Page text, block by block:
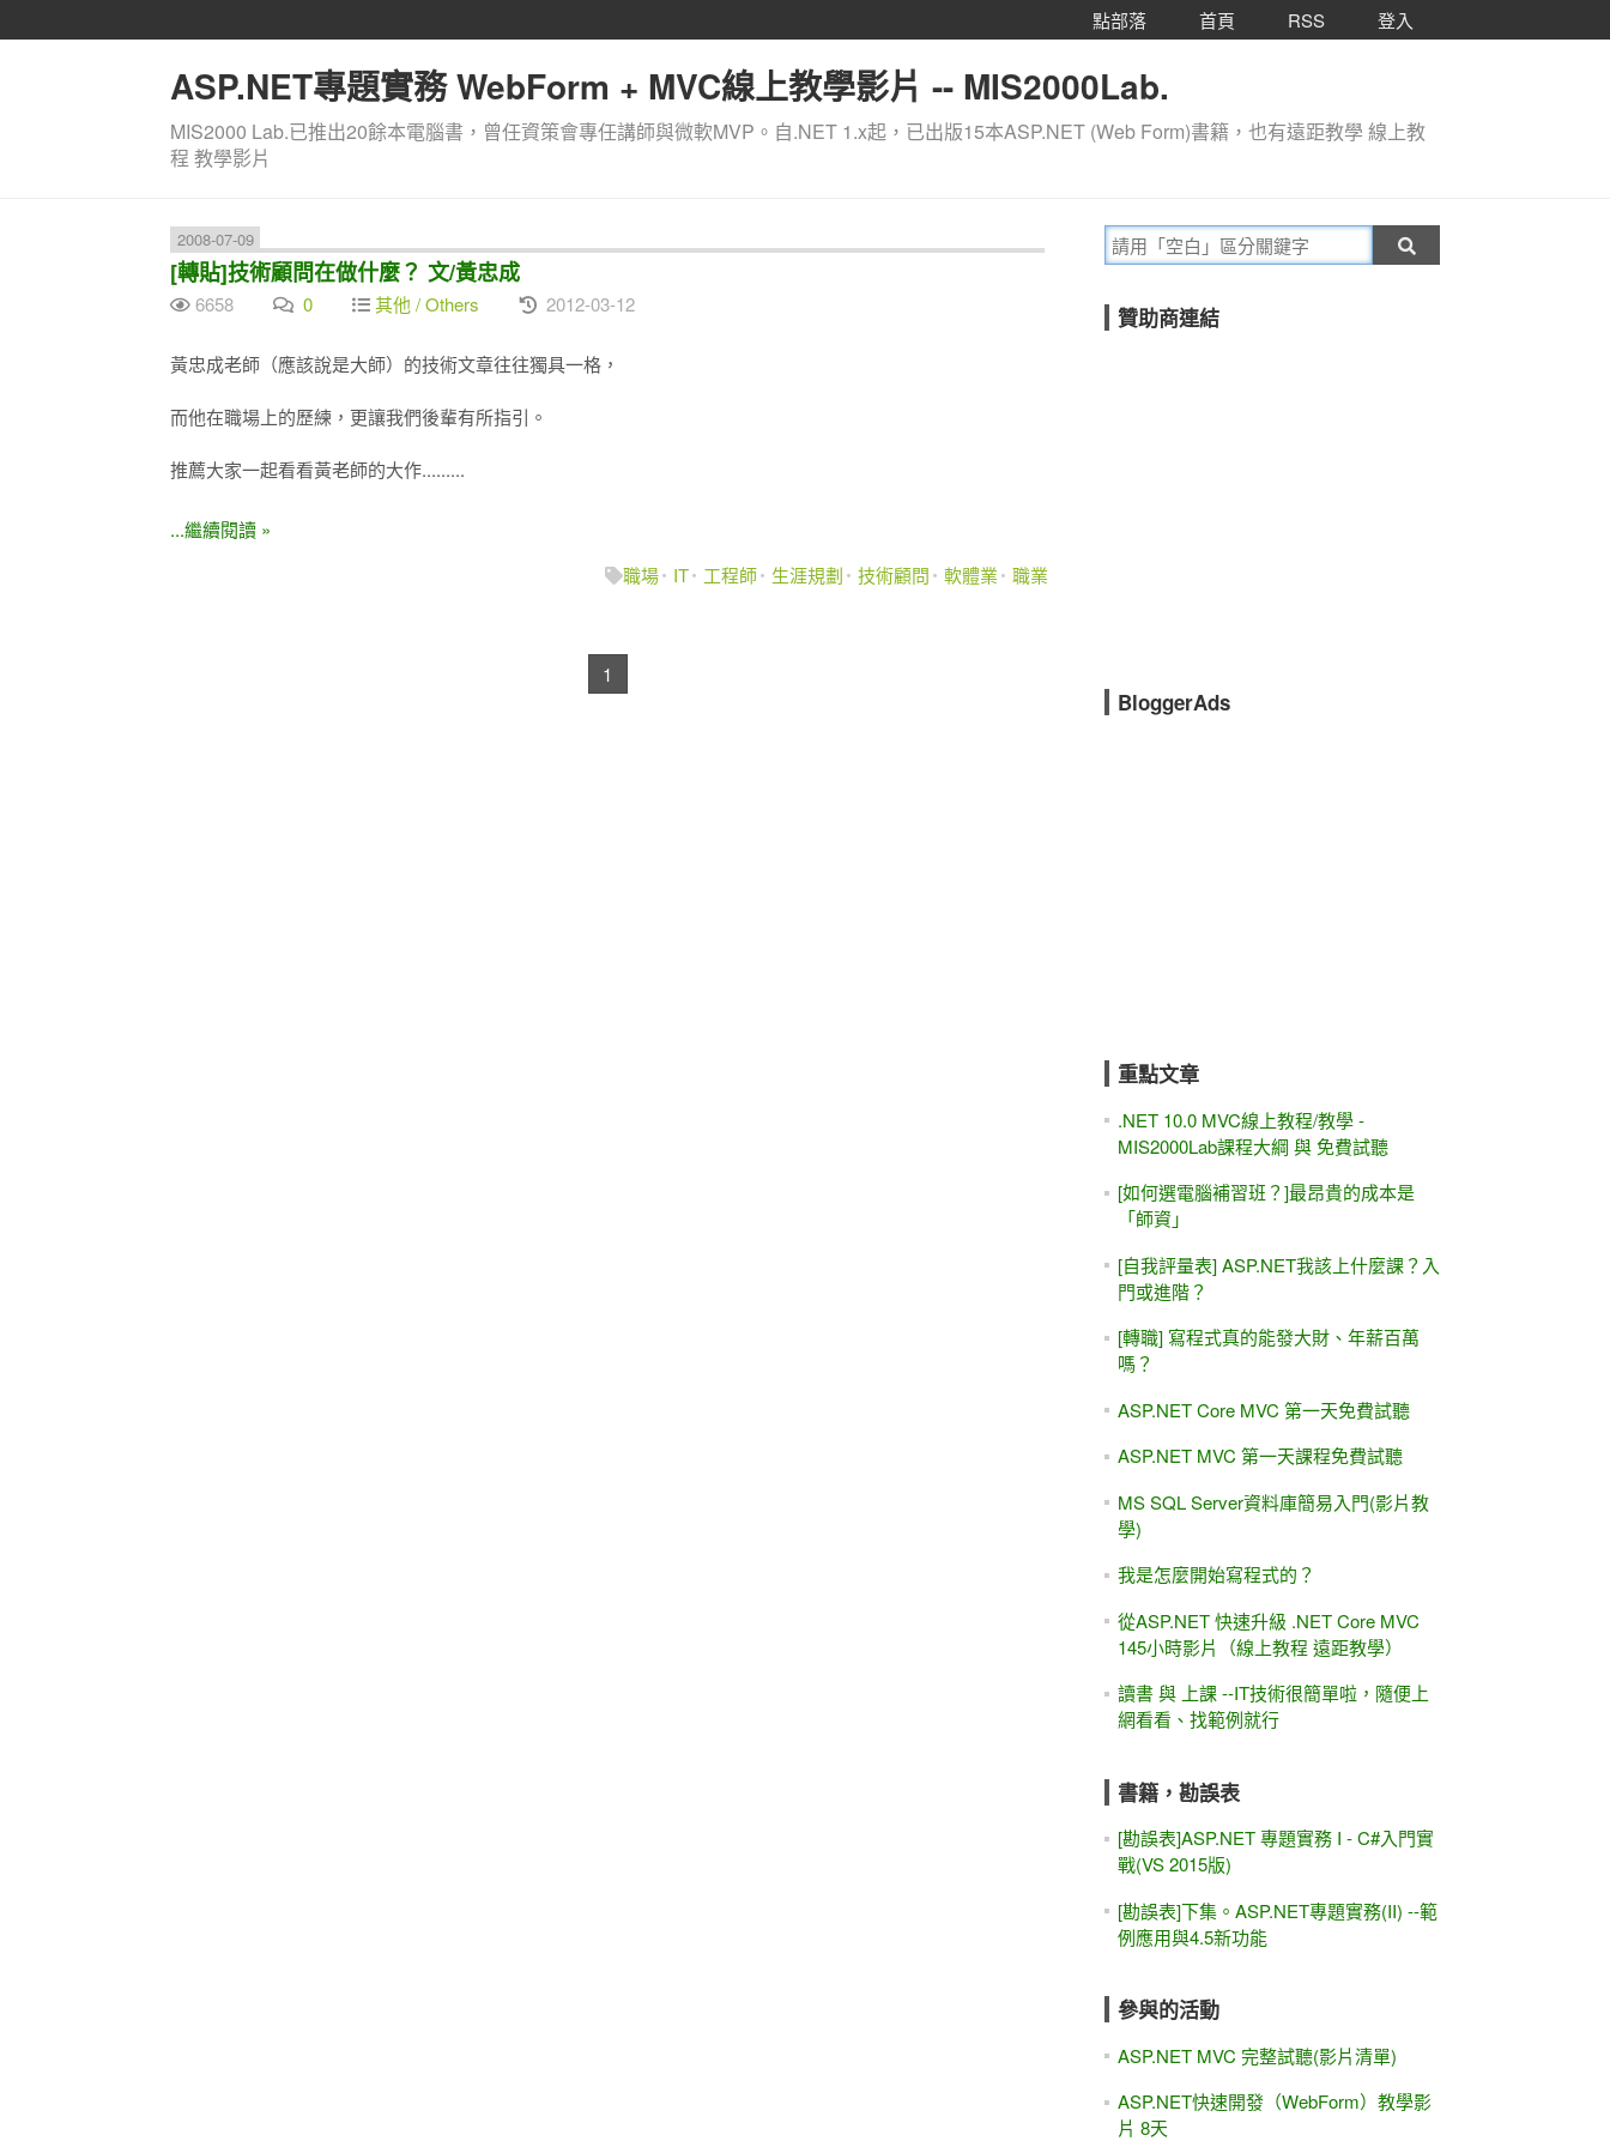
點部落 首頁 RSS 登入
ASP.NET專題實務 WebForm + MVC線上教學影片 -- MIS2000Lab.
MIS2000 Lab.已推出20餘本電腦書，曾任資策會專任講師與微軟MVP。自.NET 1.x起，已出版15本ASP.NET (Web Form)書籍，也有遠距教學 線上教
程 教學影片
2008-07-09
[轉貼]技術顧問在做什麼？ 文/黃忠成
6658 0 其他 / Others 2012-03-12
黃忠成老師（應該說是大師）的技術文章往往獨具一格，
而他在職場上的歷練，更讓我們後輩有所指引。
推薦大家一起看看黃老師的大作.........
...繼續閱讀 »
職場
IT 工程師 生涯規劃 技術顧問 軟體業 職業
1
贊助商連結
BloggerAds
重點文章
.NET 10.0 MVC線上教程/教學 -
MIS2000Lab課程大綱 與 免費試聽
[如何選電腦補習班？]最昂貴的成本是
「師資」
[自我評量表] ASP.NET我該上什麼課？入
門或進階？
[轉職] 寫程式真的能發大財、年薪百萬
嗎？
ASP.NET Core MVC 第一天免費試聽
ASP.NET MVC 第一天課程免費試聽
MS SQL Server資料庫簡易入門(影片教
學)
我是怎麼開始寫程式的？
從ASP.NET 快速升級 .NET Core MVC
145小時影片（線上教程 遠距教學）
讀書 與 上課 --IT技術很簡單啦，隨便上
網看看、找範例就行
書籍，勘誤表
[勘誤表]ASP.NET 專題實務 I - C#入門實
戰(VS 2015版)
[勘誤表]下集。ASP.NET專題實務(II) --範
例應用與4.5新功能
參與的活動
ASP.NET MVC 完整試聽(影片清單)
ASP.NET快速開發（WebForm）教學影
片 8天